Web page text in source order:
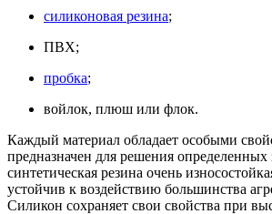
силиконовая резина;
ПВХ;
пробка;
войлок, плюш или флок.
Каждый материал обладает особыми
предназначен для решения определенных
синтетическая резина очень
устойчив к воздействию большинства
Силикон сохраняет свои свойства при